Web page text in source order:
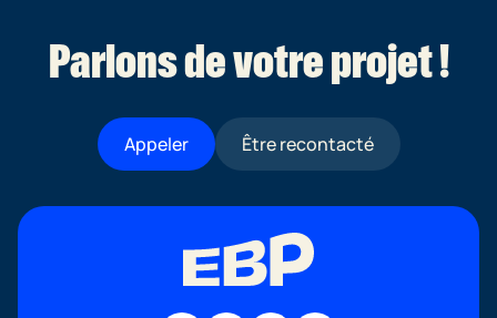
Parlons de votre projet !
Appeler Être recontacté